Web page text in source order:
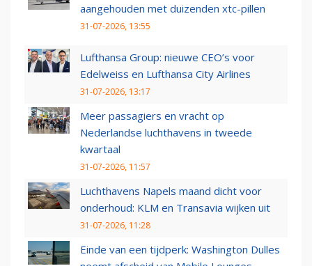
aangehouden met duizenden xtc-pillen
31-07-2026, 13:55
Lufthansa Group: nieuwe CEO’s voor
Edelweiss en Lufthansa City Airlines
31-07-2026, 13:17
Meer passagiers en vracht op
Nederlandse luchthavens in tweede
kwartaal
31-07-2026, 11:57
Luchthavens Napels maand dicht voor
onderhoud: KLM en Transavia wijken uit
31-07-2026, 11:28
Einde van een tijdperk: Washington Dulles